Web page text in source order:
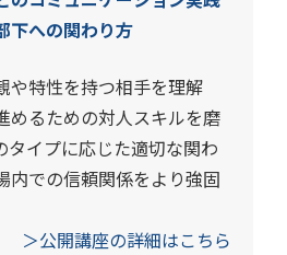
下への関わり方
や特性を持つ相手を理解
めるための対人スキルを磨
タイプに応じた適切な関わ
内での信頼関係をより強固
＞公開講座の詳細はこちら